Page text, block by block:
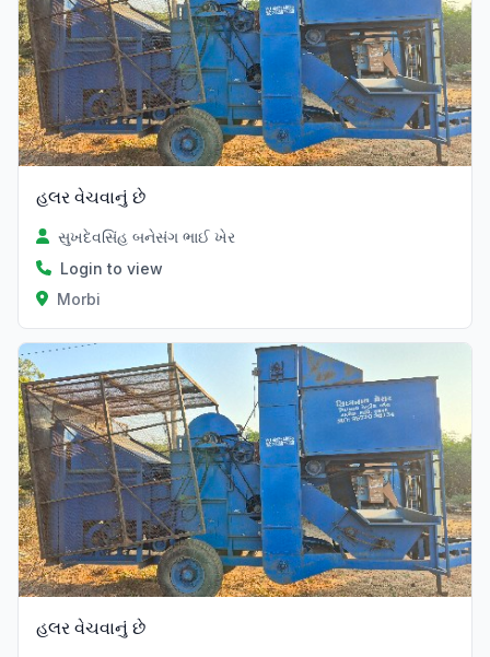
હલર વેચવાનું છે
સુખદેવસિંહ બનેસંગ ભાઈ ખેર
Login to view
Morbi
હલર વેચવાનું છે